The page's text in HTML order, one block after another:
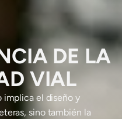
DE LA
VIAL
implica el diseño y
sino también la